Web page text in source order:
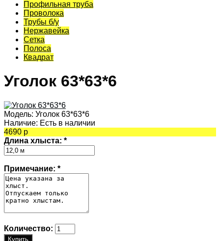
Профильная труба
Проволока
Трубы б/у
Нержавейка
Сетка
Полоса
Квадрат
Уголок 63*63*6
Модель: Уголок 63*63*6
Наличие: Есть в наличии
4690 р
Длина хлыста: *
Примечание: *
Количество: